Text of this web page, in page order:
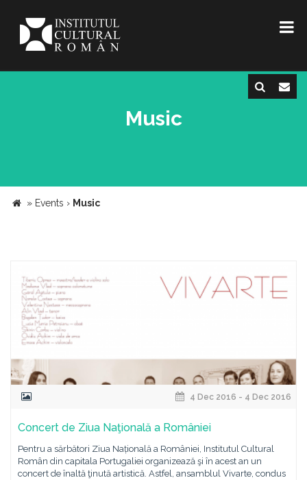
Music
» Events › Music
4 Dec 2016 - 4 Dec 2016
Concert de Ziua Naţională a României
Pentru a sărbători Ziua Națională a României, Institutul Cultural
Român din capitala Portugaliei organizează şi în acest an un
concert de înaltă ţinută artistică. Astfel, ansamblul Vivarte, condus